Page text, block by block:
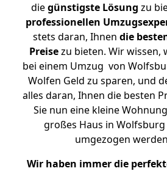
diegünstigste Lösung zu
professionellen
stets daran, Ihnen die
Preisezu bieten. Wir wissen,
bei einem Umzug von
Wolfen Geld zu sparen, und
alles daran, Ihnen die besten
Sie nun eine kleine
großes Haus in
umgezogen
Wir haben immer die